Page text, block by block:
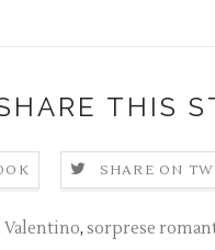
THIS
SHARE ON
Valentino, sorprese